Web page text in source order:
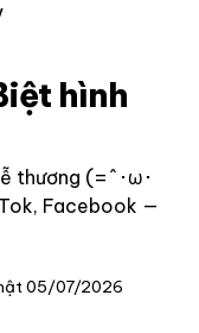
hình
thương (=^･ω･
Facebook —
05/07/2026